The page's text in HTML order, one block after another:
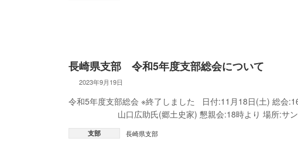
長崎県支部 令和5年度支部総会について
2023年9月19日
令和5年度支部総会 ※終了しました 日付:11月18日(土) 総会
山口広助氏(郷土史家) 懇親会:18時より 場所:サ
支部 長崎県支部